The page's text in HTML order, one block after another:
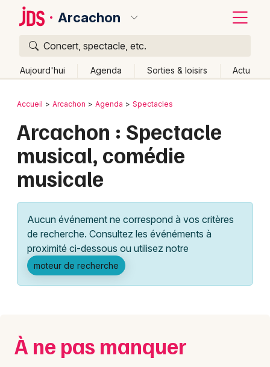
Arcachon
Concert, spectacle, etc.
Aujourd'hui Agenda Sorties & loisirs Actu
Publier un événement
Grands événements
Manifestations
Foires & salons
Sports
Bordeaux
Colmar
Lille
Lyon
Marseille
Mulhouse
Montpellier
Paris
Retour
Accueil Arcachon Agenda Spectacles
Arcachon : Spectacle
musical, comédie
musicale
Aucun événement ne correspond à vos critères
de recherche. Consultez les événéments à
proximité ci-dessous ou utilisez notre
moteur de recherche
À ne pas manquer
Quoi ?
Où ?
Partout
Près de moi Changer de lieu
Quand ?
Effacer les dates
Aujourd'hui
Demain